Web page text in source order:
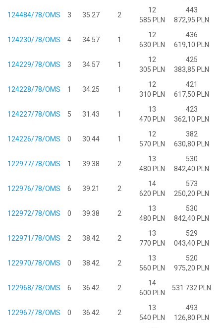
124484/78/OMS 3 35.27 2
12
585 PLN
443
872,95 PLN
124230/78/OMS 4 34.57 1
12
630 PLN
436
619,10 PLN
124229/78/OMS 3 34.57 1
12
305 PLN
425
383,85 PLN
124228/78/OMS 1 34.25 1
12
310 PLN
421
617,50 PLN
124227/78/OMS 5 31.43 1
13
470 PLN
423
362,10 PLN
124226/78/OMS 0 30.44 1
12
570 PLN
382
630,80 PLN
122977/78/OMS 1 39.38 2
13
480 PLN
530
842,40 PLN
122976/78/OMS 6 39.21 2
14
620 PLN
573
250,20 PLN
122972/78/OMS 0 39.38 2
13
480 PLN
530
842,40 PLN
122971/78/OMS 2 38.42 2
13
770 PLN
529
043,40 PLN
122970/78/OMS 0 38.42 2
13
560 PLN
520
975,20 PLN
122968/78/OMS 6 36.42 2
14
600 PLN
531 732 PLN
122967/78/OMS 0 36.42 2
13
540 PLN
493
126,80 PLN